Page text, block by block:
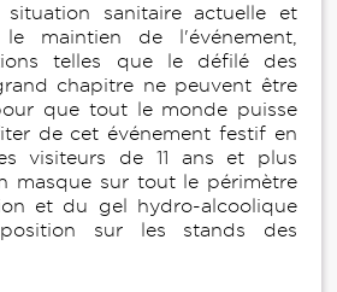
sanitaire actuelle et
maintien de l'événement,
telles que le défilé des
chapitre ne peuvent être
que tout le monde puisse
de cet événement festif en
visiteurs de 11 ans et plus
masque sur tout le périmètre
et du gel hydro-alcoolique
sur les stands des